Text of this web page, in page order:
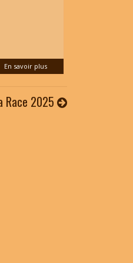
En savoir plus
Race 2025